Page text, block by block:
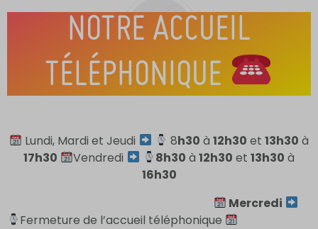
NOTRE ACCUEIL
TÉLÉPHONIQUE
Lundi, Mardi et Jeudi 8h30 à 12h30 et 13h30 à
17h30
Vendredi 8h30 à 12h30 et 13h30 à
16h30
Mercredi
Fermeture de l’accueil téléphonique